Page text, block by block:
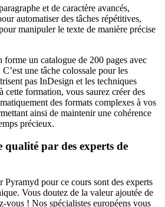
et de caractère avancés,
automatiser des tâches répétitives,
manipuler le texte de manière précise
un catalogue de 200 pages avec
une tâche colossale pour les
pas InDesign et les techniques
cette formation, vous saurez créer des
des formats complexes à vos
ainsi de maintenir une cohérence
précieux.
qualité par des experts de
Pyramyd pour ce cours sont des experts
Vous doutez de la valeur ajoutée de
vous ! Nos spécialistes européens vous